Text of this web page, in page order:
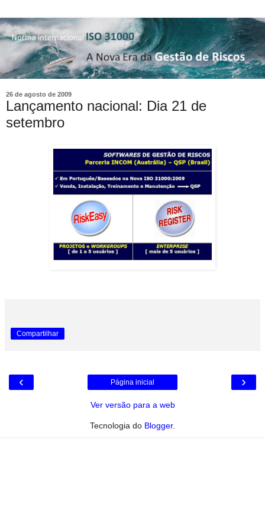
26 de agosto de 2009
Lançamento nacional: Dia 21 de
setembro
Compartilhar
‹ ›
Página inicial
Ver versão para a web
Tecnologia do Blogger.